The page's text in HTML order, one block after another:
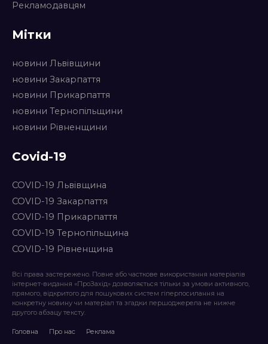
Рекламодавцям
Мітки
новини Львівщини
новини Закарпаття
новини Прикарпаття
новини Тернопільщини
новини Рівненщини
Covid-19
COVID-19 Львівщина
COVID-19 Закарпаття
COVID-19 Прикарпаття
COVID-19 Тернопільщина
COVID-19 Рівненщина
Всі права застережено. Повне або часткове використання матеріалів
інтернет-видання «ПроЗахід» дозволяється тільки за умови активного,
прямого, відкритого для пошукових систем гіперпосилання на
конкретну новину чи матеріал та згадки першоджерела не нижче
другого абзацу тексту.
Головна Про нас Реклама